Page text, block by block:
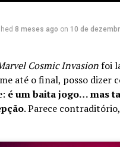
8 meses ago on 10 de
Cosmic Invasionfoi
até o final, posso dizer
é um baita jogo… mas
. Parece